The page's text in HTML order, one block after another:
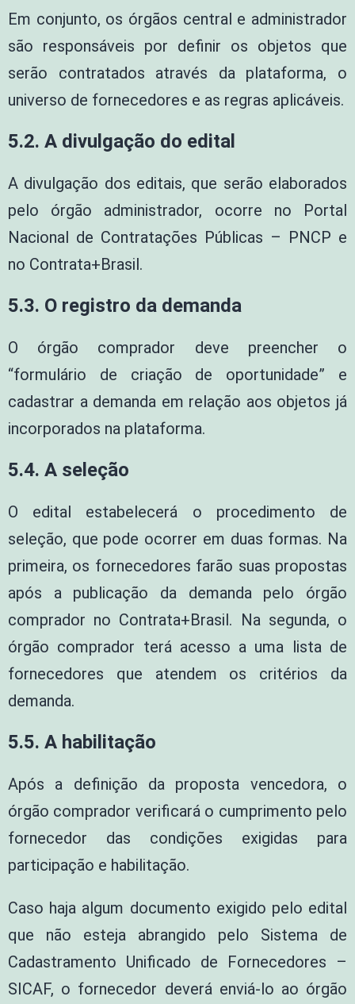
Em conjunto, os órgãos central e administrador
são responsáveis por definir os objetos que
serão contratados através da plataforma, o
universo de fornecedores e as regras aplicáveis.
5.2. A divulgação do edital
A divulgação dos editais, que serão elaborados
pelo órgão administrador, ocorre no Portal
Nacional de Contratações Públicas – PNCP e
no Contrata+Brasil.
5.3. O registro da demanda
O órgão comprador deve preencher o
“formulário de criação de oportunidade” e
cadastrar a demanda em relação aos objetos já
incorporados na plataforma.
5.4. A seleção
O edital estabelecerá o procedimento de
seleção, que pode ocorrer em duas formas. Na
primeira, os fornecedores farão suas propostas
após a publicação da demanda pelo órgão
comprador no Contrata+Brasil. Na segunda, o
órgão comprador terá acesso a uma lista de
fornecedores que atendem os critérios da
demanda.
5.5. A habilitação
Após a definição da proposta vencedora, o
órgão comprador verificará o cumprimento pelo
fornecedor das condições exigidas para
participação e habilitação.
Caso haja algum documento exigido pelo edital
que não esteja abrangido pelo Sistema de
Cadastramento Unificado de Fornecedores –
SICAF, o fornecedor deverá enviá-lo ao órgão